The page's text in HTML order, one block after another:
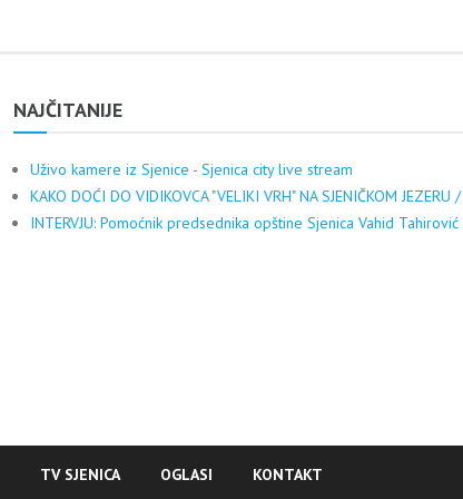
NAJČITANIJE
Uživo kamere iz Sjenice - Sjenica city live stream
KAKO DOĆI DO VIDIKOVCA "VELIKI VRH" NA SJENIČKOM
INTERVJU: Pomoćnik predsednika opštine Sjenica Vahid Tahirović
TV SJENICA OGLASI KONTAKT